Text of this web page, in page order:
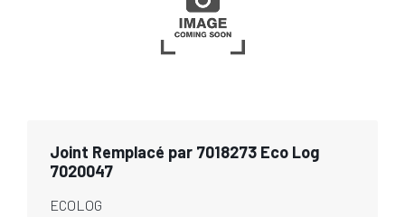
Joint Remplacé par 7018273 Eco Log
7020047
ECOLOG